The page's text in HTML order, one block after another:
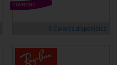
novedad
6 Colores disponibles